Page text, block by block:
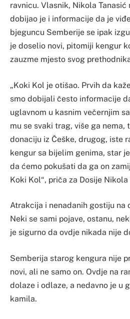
ravnicu. Vlasnik, Nikola Tanasić
dobijao je i informacije da je
bjeguncu Semberije se ipak
je doselio novi, pitomiji kengur
zauzme mjesto svog
„Koki Kol je otišao. Prvih da
smo dobijali često informacije
uglavnom u kasnim večernjim
mu se svaki trag, više ga nema,
donaciju iz Češke, drugog, iste
kengur sa bijelim genima, star
da ćemo pokušati da ga on
Koki Kol“, priča za Dosije
Atrakcija i nenadanih gostiju na
Neki se sami pojave, ostanu,
je sigurno da ovdje nikada nije
Semberija starog kengura nije
novi, ali ne samo on. Ovdje na
dolaze i odlaze, a nedavno je u
kamila.